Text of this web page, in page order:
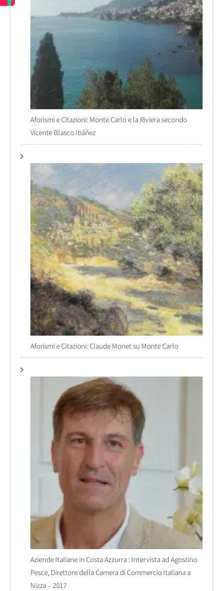
Aforismi e Citazioni: Monte Carlo e la Riviera secondo
Vicente Blasco Ibáñez
Aforismi e Citazioni: Claude Monet su Monte Carlo
Aziende Italiane in Costa Azzurra : Intervista ad Agostino
Pesce, Direttore della Camera di Commercio Italiana a
Nizza – 2017